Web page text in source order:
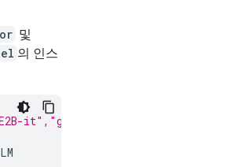
및
의 인스
E2B-it","google/gemma-4-E4B-it",